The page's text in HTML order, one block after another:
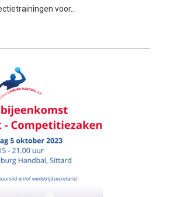
voor…